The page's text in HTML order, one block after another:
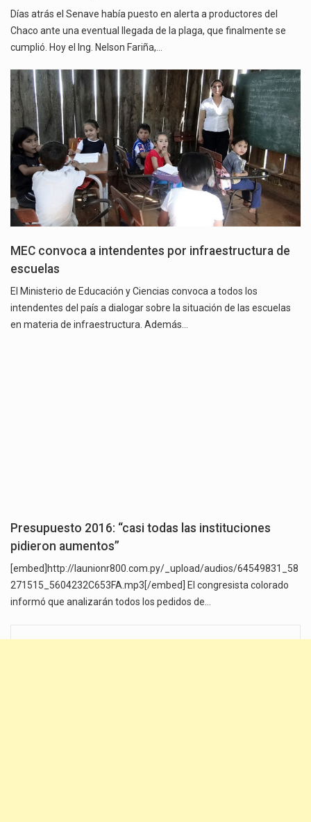
Días atrás el Senave había puesto en alerta a productores del
Chaco ante una eventual llegada de la plaga, que finalmente se
cumplió. Hoy el Ing. Nelson Fariña,…
MEC convoca a intendentes por infraestructura de
escuelas
El Ministerio de Educación y Ciencias convoca a todos los
intendentes del país a dialogar sobre la situación de las escuelas
en materia de infraestructura. Además…
Presupuesto 2016: “casi todas las instituciones
pidieron aumentos”
[embed]http://launionr800.com.py/_upload/audios/64549831_58
271515_5604232C653FA.mp3[/embed] El congresista colorado
informó que analizarán todos los pedidos de…